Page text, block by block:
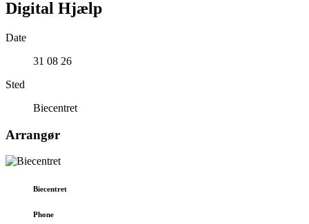
Digital Hjælp
Date
31 08 26
Sted
Biecentret
Arrangør
Biecentret
Phone